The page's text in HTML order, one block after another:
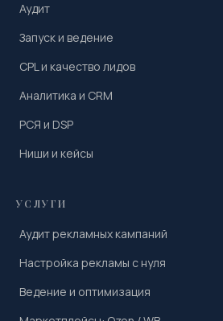
Аудит
Запуск и ведение
CPL и качество лидов
Аналитика и CRM
РСЯ и DSP
Ниши и кейсы
УСЛУГИ
Аудит рекламных кампаний
Настройка рекламы с нуля
Ведение и оптимизация